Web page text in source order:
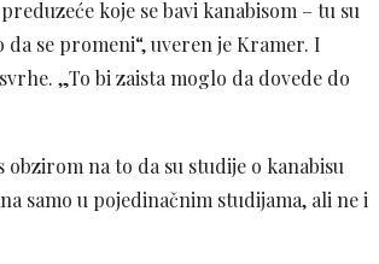
koje se bavi kanabisom – tu su
se promeni“, uveren je Kramer. I
„To bi zaista moglo da dovede do
na to da su studije o kanabisu
samo u pojedinačnim studijama, ali ne i